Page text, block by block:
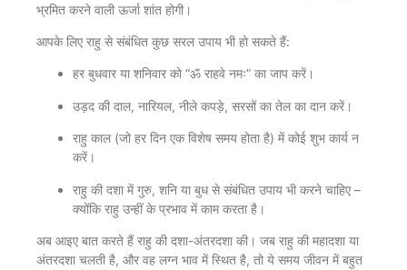
भ्रमित करने वाली ऊर्जा शांत होगी।
आपके लिए राहु से संबंधित कुछ सरल उपाय भी हो सकते हैं:
हर बुधवार या शनिवार को “ॐ राहवे नमः” का जाप करें।
उड़द की दाल, नारियल, नीले कपड़े, सरसों का तेल का दान करें।
राहु काल (जो हर दिन एक विशेष समय होता है) में कोई शुभ कार्य न
करें।
राहु की दशा में गुरु, शनि या बुध से संबंधित उपाय भी करने चाहिए –
क्योंकि राहु उन्हीं के प्रभाव में काम करता है।
अब आइए बात करते हैं राहु की दशा-अंतरदशा की। जब राहु की महादशा या
अंतरदशा चलती है, और वह लग्न भाव में स्थित है, तो ये समय जीवन में बहुत